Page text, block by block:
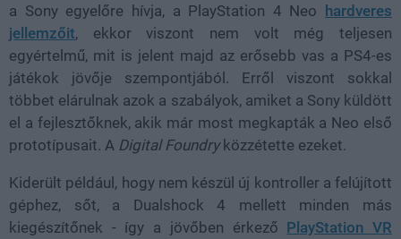
a Sony egyelőre hívja, a PlayStation 4 Neo
hardveres
jellemzőit, ekkor viszont nem volt még teljesen
egyértelmű, mit is jelent majd az erősebb vas a PS4-es
játékok jövője szempontjából. Erről viszont sokkal
többet elárulnak azok a szabályok, amiket a Sony küldött
el a fejlesztőknek, akik már most megkapták a Neo első
prototípusait. A Digital Foundryközzétette ezeket.
Kiderült például, hogy nem készül új kontroller a felújított
géphez, sőt, a Dualshock 4 mellett minden más
kiegészítőnek - így a jövőben érkező PlayStation VR